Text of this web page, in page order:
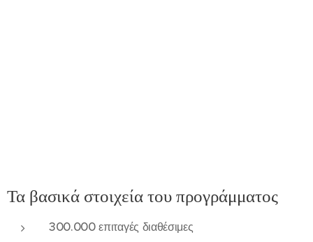
Τα βασικά στοιχεία του προγράμματος
300.000 επιταγές διαθέσιμες